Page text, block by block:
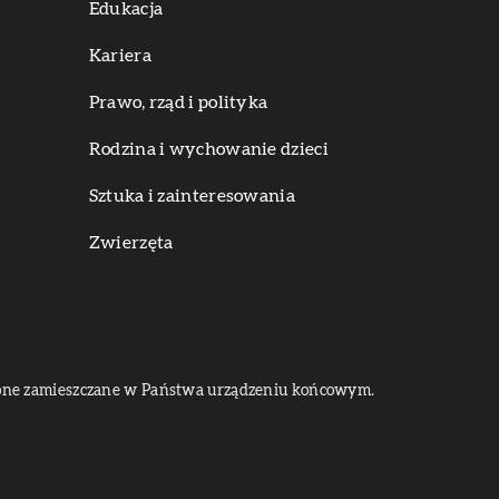
Edukacja
Kariera
Prawo, rząd i polityka
Rodzina i wychowanie dzieci
Sztuka i zainteresowania
Zwierzęta
zamieszczane w Państwa urządzeniu końcowym.